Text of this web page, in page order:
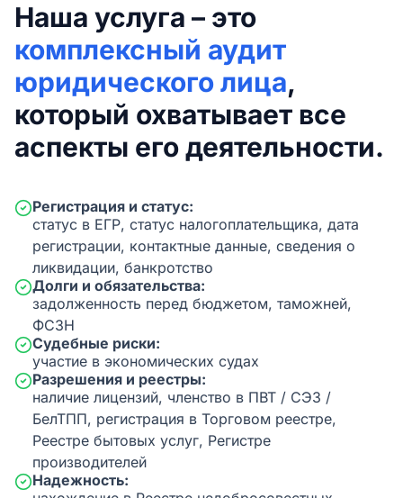
Наша услуга – это
комплексный аудит
юридического лица,
который охватывает все
аспекты его деятельности.
Регистрация и статус:
статус в ЕГР, статус налогоплательщика, дата
регистрации, контактные данные, сведения о
ликвидации, банкротство
Долги и обязательства:
задолженность перед бюджетом, таможней,
ФСЗН
Судебные риски:
участие в экономических судах
Разрешения и реестры:
наличие лицензий, членство в ПВТ / СЭЗ /
БелТПП, регистрация в Торговом реестре,
Реестре бытовых услуг, Регистре
производителей
Надежность: